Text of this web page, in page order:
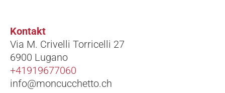
Kontakt
Via M. Crivelli Torricelli 27
6900 Lugano
+41919677060
info@moncucchetto.ch